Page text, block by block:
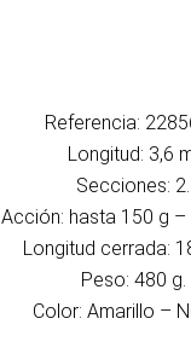
Referencia:
Longitud: 3,6
Secciones: 2.
Acción: hasta 150 g –
Longitud cerrada:
Peso: 480 g.
Color: Amarillo –